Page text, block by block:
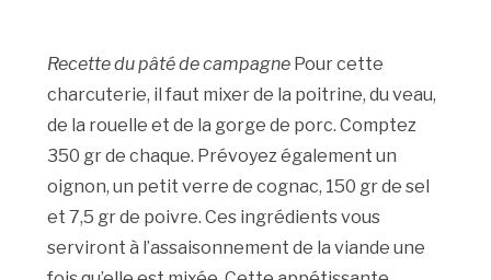
Recette du pâté de campagne Pour cette
charcuterie, il faut mixer de la poitrine, du veau,
de la rouelle et de la gorge de porc. Comptez
350 gr de chaque. Prévoyez également un
oignon, un petit verre de cognac, 150 gr de sel
et 7,5 gr de poivre. Ces ingrédients vous
serviront à l’assaisonnement de la viande une